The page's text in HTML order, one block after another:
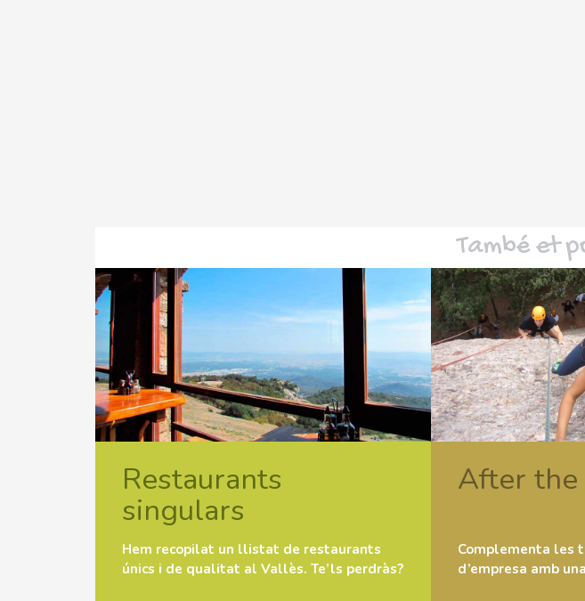
També et
Restaurants
singulars
Hem recopilat un llistat de restaurants
únics i de qualitat al Vallès. Te’ls perdràs?
After
Complementa les
d’empresa amb